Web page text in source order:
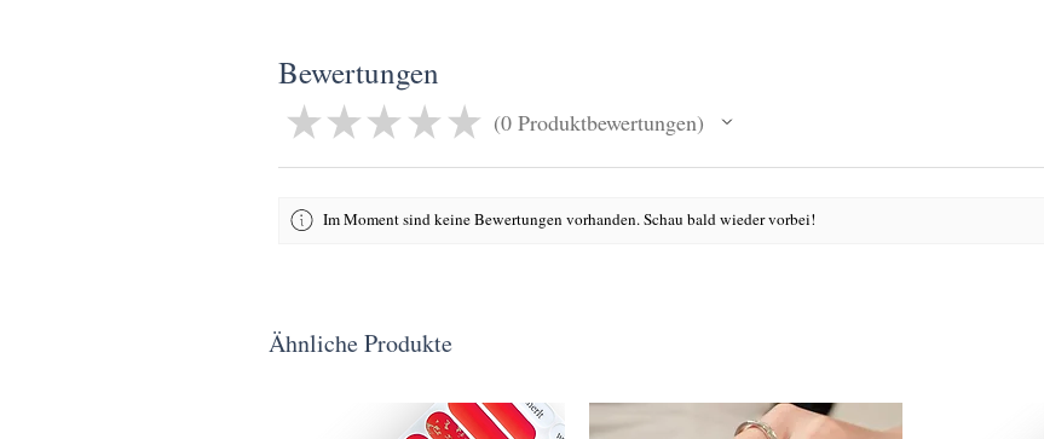
Bewertungen
★★★ ★ ★ 0 Produktbewertungen
0
Im Moment sind keine Bewertungen vorhanden. Schau bald wieder vorbei!
Ähnliche Produkte